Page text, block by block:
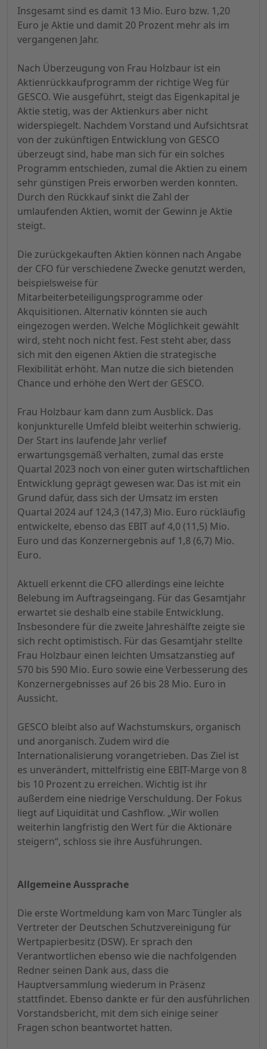
Insgesamt sind es damit 13 Mio. Euro bzw. 1,20
Euro je Aktie und damit 20 Prozent mehr als im
vergangenen Jahr.
Nach Überzeugung von Frau Holzbaur ist ein
Aktienrückkaufprogramm der richtige Weg für
GESCO. Wie ausgeführt, steigt das Eigenkapital je
Aktie stetig, was der Aktienkurs aber nicht
widerspiegelt. Nachdem Vorstand und Aufsichtsrat
von der zukünftigen Entwicklung von GESCO
überzeugt sind, habe man sich für ein solches
Programm entschieden, zumal die Aktien zu einem
sehr günstigen Preis erworben werden konnten.
Durch den Rückkauf sinkt die Zahl der
umlaufenden Aktien, womit der Gewinn je Aktie
steigt.
Die zurückgekauften Aktien können nach Angabe
der CFO für verschiedene Zwecke genutzt werden,
beispielsweise für
Mitarbeiterbeteiligungsprogramme oder
Akquisitionen. Alternativ könnten sie auch
eingezogen werden. Welche Möglichkeit gewählt
wird, steht noch nicht fest. Fest steht aber, dass
sich mit den eigenen Aktien die strategische
Flexibilität erhöht. Man nutze die sich bietenden
Chance und erhöhe den Wert der GESCO.
Frau Holzbaur kam dann zum Ausblick. Das
konjunkturelle Umfeld bleibt weiterhin schwierig.
Der Start ins laufende Jahr verlief
erwartungsgemäß verhalten, zumal das erste
Quartal 2023 noch von einer guten wirtschaftlichen
Entwicklung geprägt gewesen war. Das ist mit ein
Grund dafür, dass sich der Umsatz im ersten
Quartal 2024 auf 124,3 (147,3) Mio. Euro rückläufig
entwickelte, ebenso das EBIT auf 4,0 (11,5) Mio.
Euro und das Konzernergebnis auf 1,8 (6,7) Mio.
Euro.
Aktuell erkennt die CFO allerdings eine leichte
Belebung im Auftragseingang. Für das Gesamtjahr
erwartet sie deshalb eine stabile Entwicklung.
Insbesondere für die zweite Jahreshälfte zeigte sie
sich recht optimistisch. Für das Gesamtjahr stellte
Frau Holzbaur einen leichten Umsatzanstieg auf
570 bis 590 Mio. Euro sowie eine Verbesserung des
Konzernergebnisses auf 26 bis 28 Mio. Euro in
Aussicht.
GESCO bleibt also auf Wachstumskurs, organisch
und anorganisch. Zudem wird die
Internationalisierung vorangetrieben. Das Ziel ist
es unverändert, mittelfristig eine EBIT-Marge von 8
bis 10 Prozent zu erreichen. Wichtig ist ihr
außerdem eine niedrige Verschuldung. Der Fokus
liegt auf Liquidität und Cashflow. „Wir wollen
weiterhin langfristig den Wert für die Aktionäre
steigern“, schloss sie ihre Ausführungen.
Allgemeine Aussprache
Die erste Wortmeldung kam von Marc Tüngler als
Vertreter der Deutschen Schutzvereinigung für
Wertpapierbesitz (DSW). Er sprach den
Verantwortlichen ebenso wie die nachfolgenden
Redner seinen Dank aus, dass die
Hauptversammlung wiederum in Präsenz
stattfindet. Ebenso dankte er für den ausführlichen
Vorstandsbericht, mit dem sich einige seiner
Fragen schon beantwortet hatten.